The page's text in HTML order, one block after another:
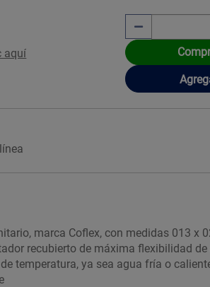
aquí
marca Coflex, con medidas 013 x
recubierto de máxima flexibilidad
temperatura, ya sea agua fría o